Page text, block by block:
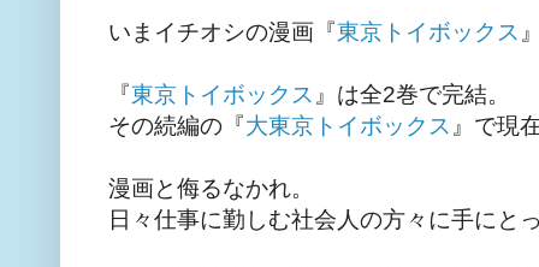
いまイチオシの漫画『東京トイボックス
『東京トイボックス 』は全2巻で完結。
その続編の『大東京トイボックス 』で現
漫画と侮るなかれ。
日々仕事に勤しむ社会人の方々に手にと